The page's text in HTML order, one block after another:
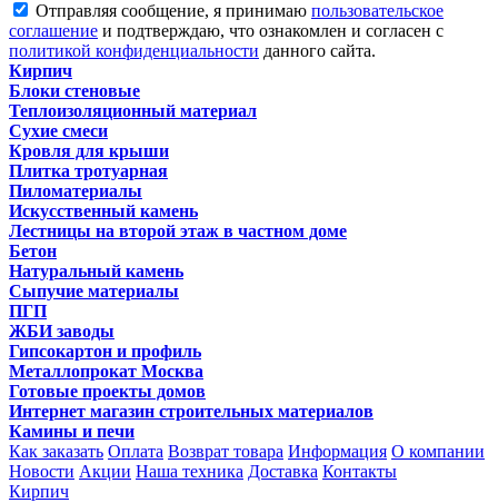
Отправляя сообщение, я принимаю пользовательское
соглашение и подтверждаю, что ознакомлен и согласен с
политикой конфиденциальности данного сайта.
Кирпич
Блоки стеновые
Теплоизоляционный материал
Сухие смеси
Кровля для крыши
Плитка тротуарная
Пиломатериалы
Искусственный камень
Лестницы на второй этаж в частном доме
Бетон
Натуральный камень
Сыпучие материалы
ПГП
ЖБИ заводы
Гипсокартон и профиль
Металлопрокат Москва
Готовые проекты домов
Интернет магазин строительных материалов
Камины и печи
Как заказать Оплата Возврат товара Информация О компании
Новости Акции Наша техника Доставка Контакты
Кирпич